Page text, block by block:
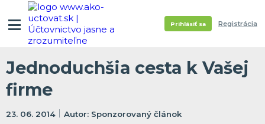
Prihlásiť sa Registrácia
Jednoduchšia cesta k Vašej
firme
23. 06. 2014 Sponzorovaný článok